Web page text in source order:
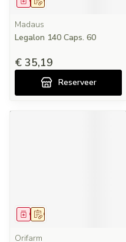
Madaus
Legalon 140 Caps. 60
€ 35,19
Reserveer
Op voorschrift
Geneesmiddel
Orifarm